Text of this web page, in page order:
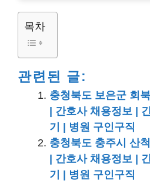
목차
관련된 글:
충청북도 보은군 회
| 간호사 채용정보 |
기 | 병원 구인구직
충청북도 충주시 산
| 간호사 채용정보 |
기 | 병원 구인구직